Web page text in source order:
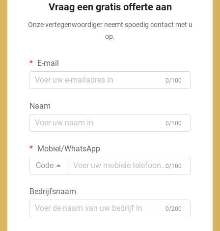
Vraag een gratis offerte aan
Onze vertegenwoordiger neemt spoedig contact met u
op.
E-mail
0/100
Naam
0/100
Mobiel/WhatsApp
Code
0/100
Bedrijfsnaam
0/200